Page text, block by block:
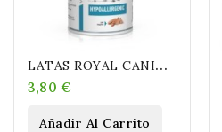
L
ATAS ROYAL CANIN HYPOALERGENIC 400 GR
3,80 €
Añadir Al Carrito